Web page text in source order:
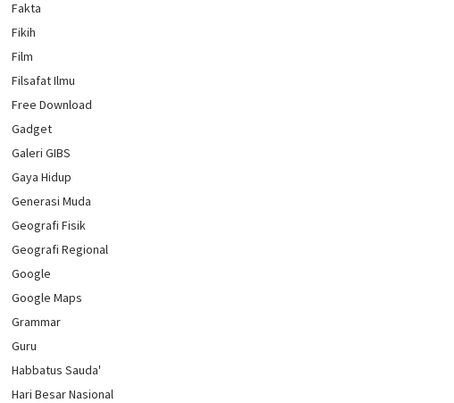
Fakta
Fikih
Film
Filsafat Ilmu
Free Download
Gadget
Galeri GIBS
Gaya Hidup
Generasi Muda
Geografi Fisik
Geografi Regional
Google
Google Maps
Grammar
Guru
Habbatus Sauda'
Hari Besar Nasional